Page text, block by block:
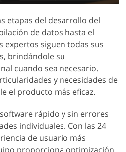
etapas del desarrollo del
de datos hasta el
expertos siguen todas sus
brindándole su
cuando sea necesario.
y necesidades de
el producto más eficaz.
rápido y sin errores
individuales. Con las 24
de usuario más
proporciona optimización